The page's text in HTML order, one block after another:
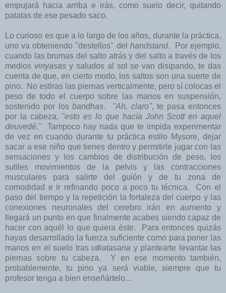
empujará hacia arriba e irás, como suelo decir, quitando
patatas de ese pesado saco.
Lo curioso es que a lo largo de los años, durante la práctica,
uno va obteniendo "destellos" del handstand. Por ejemplo,
cuando las brumas del salto atrás y del salto a través de los
medios vinyasas y saludos al sol se van disipando, te das
cuenta de que, en cierto modo, los saltos son una suerte de
pino. No estiras las piernas verticalmente, pero sí colocas el
peso de todo el cuerpo sobre las manos en suspensión,
sostenido por losbandhas. "Ah, claro", te pasa entonces
por la cabeza, "esto es lo que hacía John Scott en aquel
deuvedé." Tampoco hay nada que te impida experimentar
de vez en cuando durante tu práctica estilo Mysore, dejar
sacar a ese niño que tienes dentro y permitirle jugar con las
sensaciones y los cambios de distribución de peso, los
sutiles movimientos de la pelvis y las contracciones
musculares para salirte del guión y de tu zona de
comodidad e ir refinando poco a poco tu técnica. Con el
paso del tiempo y la repetición la fortaleza del cuerpo y las
conexiones neuronales del cerebro irán en aumento y
llegará un punto en que finalmente acabes siendo capaz de
hacer con aquél lo que quiera éste. Para entonces quizás
hayas desarrollado la fuerza suficiente como para poner las
manos en el suelo trasutkatasana y plantearte levantar las
piernas sobre tu cabeza. Y en ese momento también,
probablemente, tu pino ya será viable, siempre que tu
profesor tenga a bien enseñártelo...